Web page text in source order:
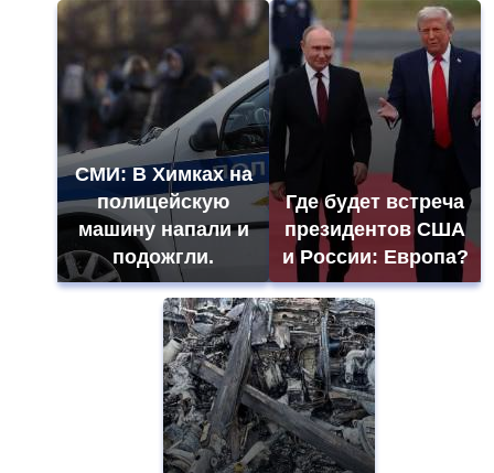
СМИ: В Химках на
полицейскую
машину напали и
подожгли.
Где будет встреча
президентов США
и России: Европа?